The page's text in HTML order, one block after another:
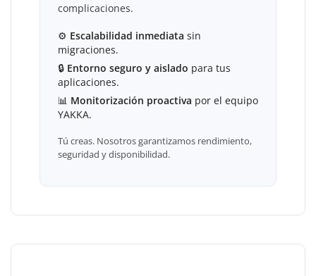
complicaciones.
⚙ Escalabilidad inmediata sin
migraciones.
🔒 Entorno seguro y aislado para tus
aplicaciones.
📊 Monitorización proactiva por el equipo
YAKKA.
Tú creas. Nosotros garantizamos rendimiento,
seguridad y disponibilidad.